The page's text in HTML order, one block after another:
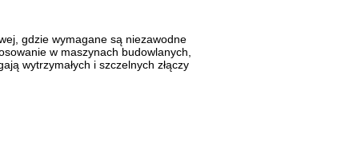
gdzie wymagane są niezawodne
w maszynach budowlanych,
wytrzymałych i szczelnych złączy